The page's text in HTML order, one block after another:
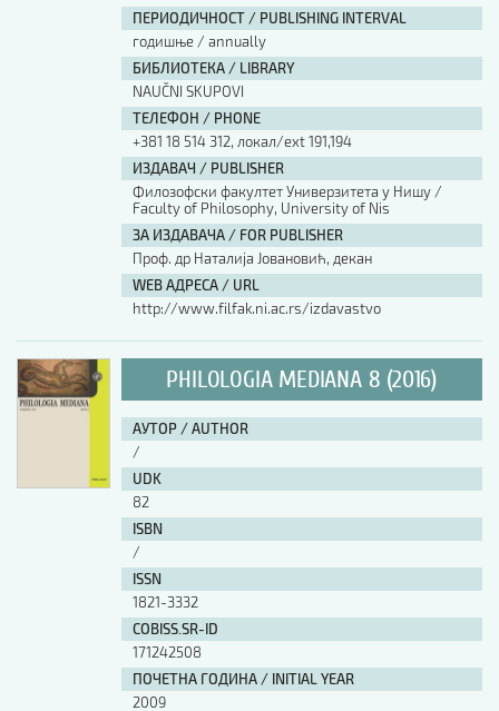
ПЕРИОДИЧНОСТ / PUBLISHING INTERVAL
годишње / annually
БИБЛИОТЕКА / LIBRARY
NAUČNI SKUPOVI
ТЕЛЕФОН / PHONE
+381 18 514 312, локал/ext 191,194
ИЗДАВАЧ / PUBLISHER
Филозофски факултет Универзитета у Нишу /
Faculty of Philosophy, University of Nis
ЗА ИЗДАВАЧА / FOR PUBLISHER
Проф. др Наталија Јовановић, декан
WEB АДРЕСА / URL
http://www.filfak.ni.ac.rs/izdavastvo
PHILOLOGIA MEDIANA 8 (2016)
АУТОР / AUTHOR
/
UDK
82
ISBN
/
ISSN
1821-3332
COBISS.SR-ID
171242508
ПОЧЕТНА ГОДИНА / INITIAL YEAR
2009